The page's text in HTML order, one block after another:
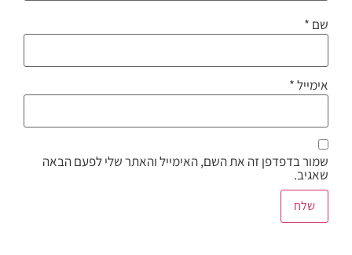
שם *
אימייל*
שמור בדפדפן זה את השם, האימייל והאתר שלי לפעם הבאה
שאגיב.